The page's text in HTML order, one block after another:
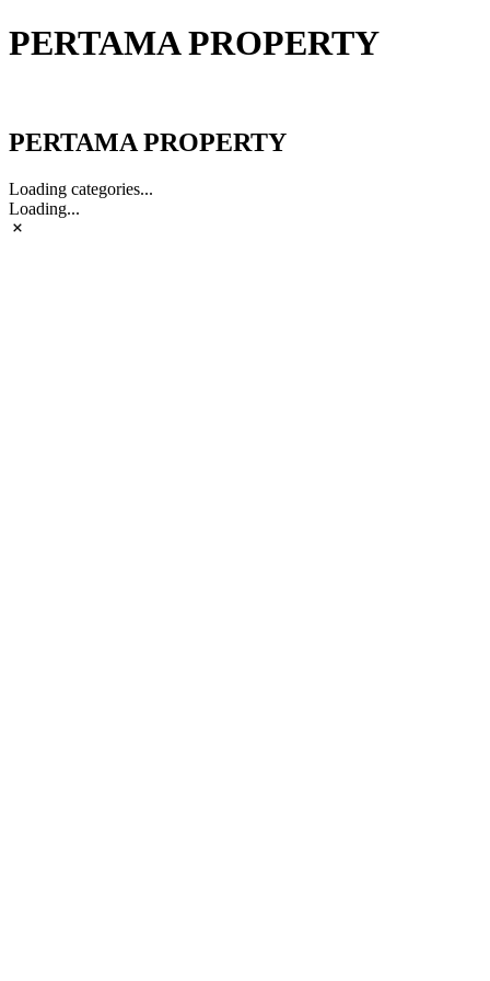
PERTAMA PROPERTY
PERTAMA PROPERTY
Loading categories...
Loading...